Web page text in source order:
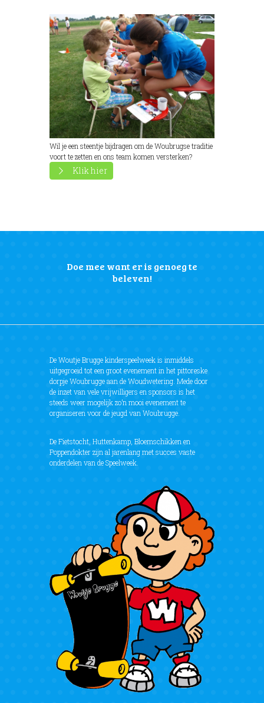
Wil je een steentje bijdragen om de Woubrugse traditie
voort te zetten en ons team komen versterken?
Klik hier
Doe mee want er is genoeg te
beleven!
De Woutje Brugge kinderspeelweek is inmiddels
uitgegroeid tot een groot evenement in het pittoreske
dorpje Woubrugge aan de Woudwetering. Mede door
de inzet van vele vrijwilligers en sponsors is het
steeds weer mogelijk zo’n mooi evenement te
organiseren voor de jeugd van Woubrugge.
De Fietstocht, Huttenkamp, Bloemschikken en
Poppendokter zijn al jarenlang met succes vaste
onderdelen van de Speelweek.